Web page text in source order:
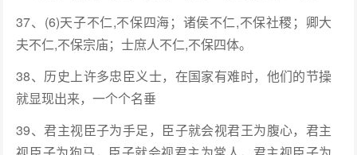
37、(6)天子不仁,不保四海；诸侯不仁,不保社稷；卿大
夫不仁,不保宗庙；士庶人不仁,不保四体。
38、历史上许多忠臣义士，在国家有难时，他们的节操
就显现出来，一个个名垂
39、君主视臣子为手足，臣子就会视君王为腹心，君主